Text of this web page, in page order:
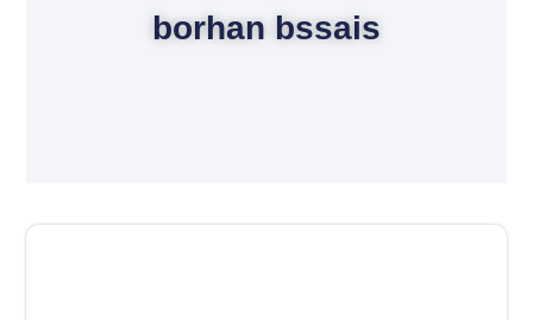
borhan bssais